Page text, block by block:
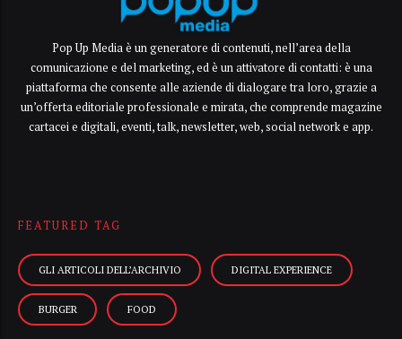
Pop Up Media è un generatore di contenuti, nell’area della
comunicazione e del marketing, ed è un attivatore di contatti: è una
piattaforma che consente alle aziende di dialogare tra loro, grazie a
un’offerta editoriale professionale e mirata, che comprende magazine
cartacei e digitali, eventi, talk, newsletter, web, social network e app.
FEATURED TAG
GLI ARTICOLI DELL’ARCHIVIO DIGITAL EXPERIENCE
BURGER FOOD